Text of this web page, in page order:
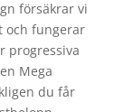
försäkrar vi
och fungerar
progressiva
Mega
du får